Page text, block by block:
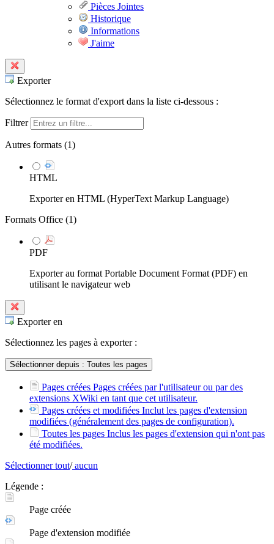
Pièces Jointes
Historique
Informations
J'aime
Exporter
Sélectionnez le format d'export dans la liste ci-dessous :
Filtrer
Autres formats (1)
HTML
Exporter en HTML (HyperText Markup Language)
Formats Office (1)
PDF
Exporter au format Portable Document Format (PDF) en
utilisant le navigateur web
Exporter en
Sélectionnez les pages à exporter :
Sélectionner depuis : Toutes les pages
Pages créées Pages créées par l'utilisateur ou par des
extensions XWiki en tant que cet utilisateur.
Pages créées et modifiées Inclut les pages d'extension
modifiées (généralement des pages de configuration).
Toutes les pages Inclus les pages d'extension qui n'ont pas
été modifiées.
Sélectionner tout/aucun
Légende :
Page créée
Page d'extension modifiée